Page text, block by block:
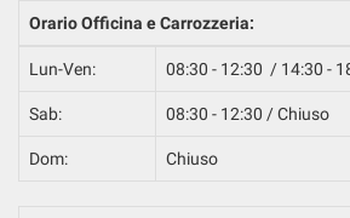
Orario Officina e Carrozzeria:
Lun-Ven: 08:30 - 12:30 / 14:30 -
Sab: 08:30 - 12:30 / Chiuso
Dom: Chiuso